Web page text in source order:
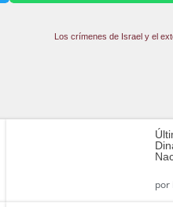
Los crímenes de Israel y el
por